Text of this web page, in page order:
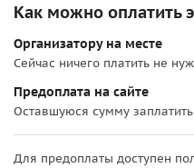
Как можно оплатить
Организатору на месте
Сейчас ничего платить не
Предоплата на сайте
Оставшуюся сумму
Для предоплаты доступен